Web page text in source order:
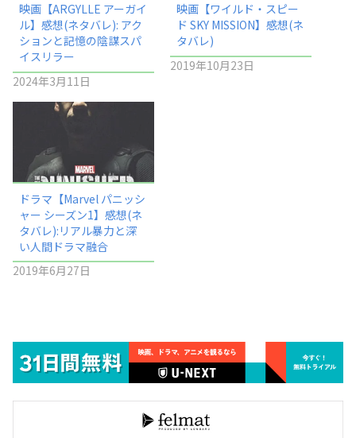
映画【ARGYLLE アーガイ
ル】感想(ネタバレ): アク
ションと記憶の陰謀スパ
イスリラー
2024年3月11日
映画【ワイルド・スピー
ド SKY MISSION】感想(ネ
タバレ)
2019年10月23日
ドラマ【Marvel パニッシ
ャー シーズン1】感想(ネ
タバレ):リアル暴力と深
い人間ドラマ融合
2019年6月27日